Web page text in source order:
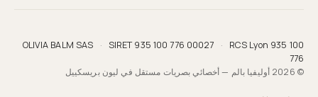
OLIVIA BALM SAS · SIRET 935 100 776 00027 ·
RCS Lyon 935 100
776
© 2026 أوليفيا بالم — أخصائي بصريات مستقل في ليون بريسكييل